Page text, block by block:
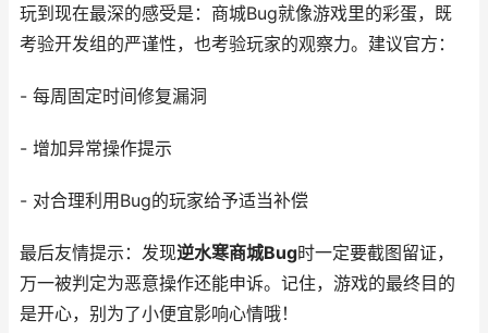
玩到现在最深的感受是：商城Bug就像游戏里的彩蛋，既
考验开发组的严谨性，也考验玩家的观察力。建议官方：
- 每周固定时间修复漏洞
- 增加异常操作提示
- 对合理利用Bug的玩家给予适当补偿
最后友情提示：发现逆水寒商城Bug时一定要截图留证，
万一被判定为恶意操作还能申诉。记住，游戏的最终目的
是开心，别为了小便宜影响心情哦！